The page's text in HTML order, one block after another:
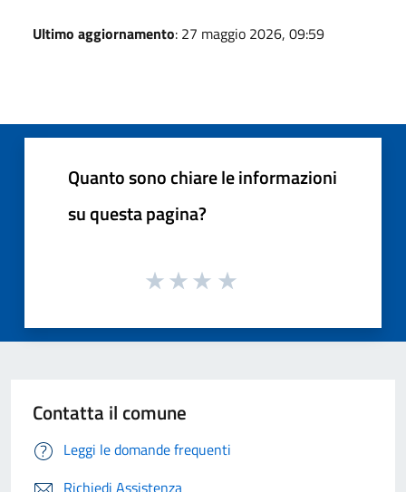
Ultimo aggiornamento: 27 maggio 2026, 09:59
Quanto sono chiare le informazioni
su questa pagina?
Contatta il comune
Leggi le domande frequenti